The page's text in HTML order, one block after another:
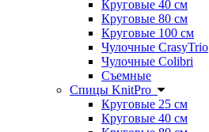
Круговые 40 см
Круговые 80 см
Круговые 100 см
Чулочные CrasyTrio
Чулочные Colibri
Съемные
Спицы KnitPro
Круговые 25 см
Круговые 40 см